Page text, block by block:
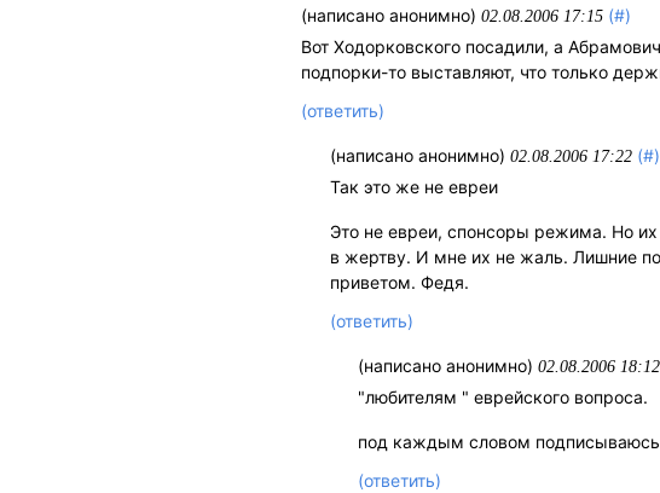
(написано анонимно) 02.08.2006 17:15 (#)
Вот Ходорковского посадили, а
подпорки-то выставляют, что только
(ответить)
(написано анонимно) 02.08.2006 17:22 (#)
Так это же не евреи
Это не евреи, спонсоры режима. Но
в жертву. И мне их не жаль. Лишние
приветом. Федя.
(ответить)
(написано анонимно)02.08.2006 18:12
"любителям " еврейского вопроса.
под каждым словом
(ответить)